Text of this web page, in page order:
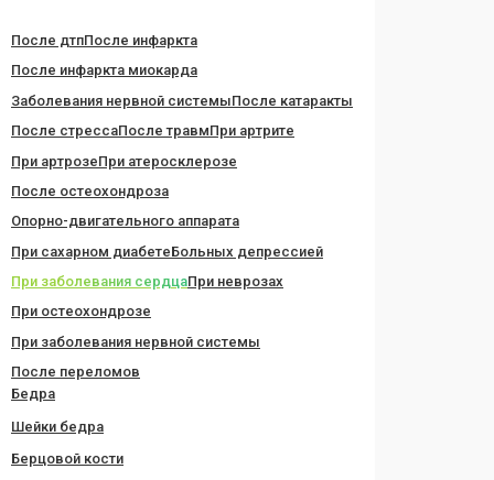
После дтпПосле инфаркта
После инфаркта миокарда
Заболевания нервной системыПосле катаракты
После стрессаПосле травмПри артрите
При артрозеПри атеросклерозе
После остеохондроза
Опорно-двигательного аппарата
При сахарном диабетеБольных депрессией
При заболевания сердцаПри неврозах
При остеохондрозе
При заболевания нервной системы
После переломов
Бедра
Шейки бедра
Берцовой кости